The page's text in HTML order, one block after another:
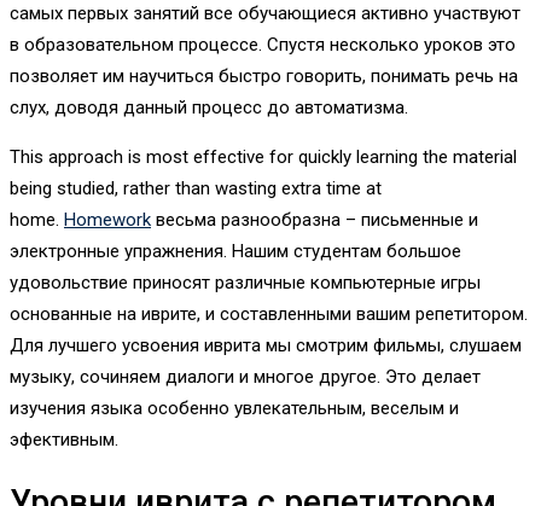
самых первых занятий все обучающиеся активно участвуют
в образовательном процессе. Спустя несколько уроков это
позволяет им научиться быстро говорить, понимать речь на
слух, доводя данный процесс до автоматизма.
This approach is most effective for quickly learning the material
being studied, rather than wasting extra time at
home. Homework весьма разнообразна – письменные и
электронные упражнения. Нашим студентам большое
удовольствие приносят различные компьютерные игры
основанные на иврите, и составленными вашим репетитором.
Для лучшего усвоения иврита мы смотрим фильмы, слушаем
музыку, сочиняем диалоги и многое другое. Это делает
изучения языка особенно увлекательным, веселым и
эфективным.